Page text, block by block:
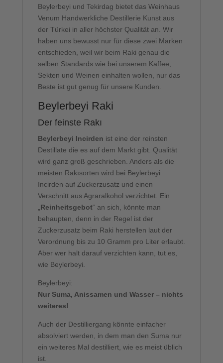
Beylerbeyi und Tekirdag bietet das Weinhaus
Venum Handwerkliche Destillerie Kunst aus
der Türkei in aller höchster Qualität an. Wir
haben uns bewusst nur für diese zwei Marken
entschieden, weil wir beim Raki genau die
selben Standards wie bei unserem Kaffee,
Sekten und Weinen einhalten wollen, nur das
Beste ist gut genug für unsere Kunden.
Beylerbeyi Raki
Der feinste Rakı
Beylerbeyi Incirden ist eine der reinsten
Destillate die es auf dem Markt gibt. Qualität
wird ganz groß geschrieben. Anders als die
meisten Rakısorten wird bei Beylerbeyi
Incirden auf Zuckerzusatz und einen
Verschnitt aus Agraralkohol verzichtet. Ein
Reinheitsgebot“ an sich, könnte man
behaupten, denn in der Regel ist der
Zuckerzusatz beim Raki herstellen laut der
Verordnung bis zu 10 Gramm pro Liter erlaubt.
Aber wer halt darauf verzichten kann, tut es,
wie Beylerbeyi.
Beylerbeyi:
Nur Suma, Anissamen und Wasser – nichts
weiteres!
Auch der Destilliergang könnte einfacher
absolviert werden, in dem man den Suma nur
ein weiteres Mal destilliert, wie es meist üblich
ist.